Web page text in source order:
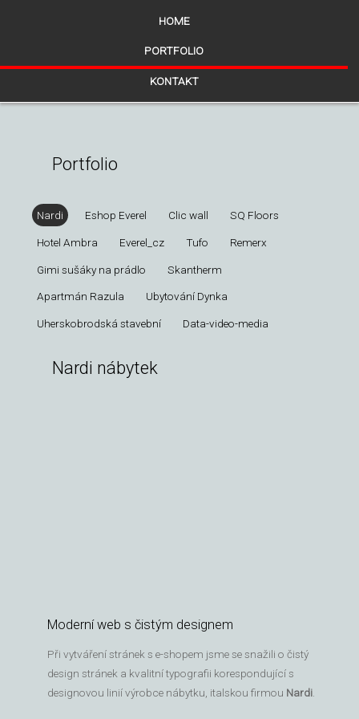
HOME
PORTFOLIO
KONTAKT
Portfolio
Nardi Eshop Everel Clic wall SQ Floors
Hotel Ambra Everel_cz Tufo Remerx
Gimi sušáky na prádlo Skantherm
Apartmán Razula Ubytování Dynka
Uherskobrodská stavební Data-video-media
Nardi nábytek
Moderní web s čistým designem
Při vytváření stránek s e-shopem jsme se snažili o čistý
design stránek a kvalitní typografii korespondující s
designovou linií výrobce nábytku, italskou firmou Nardi